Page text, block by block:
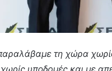
τη χώρα